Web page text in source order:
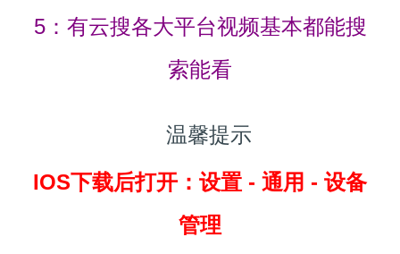
5：有云搜各大平台视频基本都能搜
索能看
温馨提示
IOS下载后打开：设置 - 通用 - 设备
管理